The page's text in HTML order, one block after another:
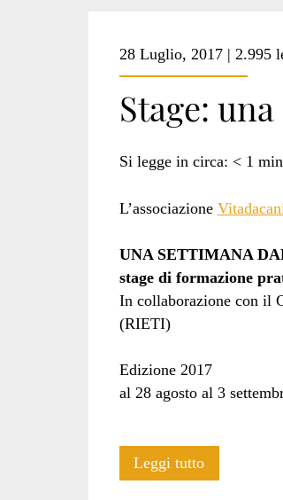
di
recupero
animali</
28 Luglio, 2017 | 2.995
Stage:
Si legge in circa: < 1
L’associazione
UNA SETTIMANA
stage di formazione
In collaborazione con il
(RIETI)
Edizione 2017
al 28 agosto al 3
Leggi tuttoStage: